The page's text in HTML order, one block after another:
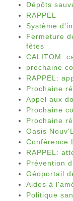
Dépôts
RAPPEL
Système
Fermeture
fêtes
CALITOM:
prochaine
RAPPEL:
Prochaine
Appel aux
Prochaine
Prochaine
Oasis
Conférence
RAPPEL:
Prévention
Géoportail
Aides à
Politique